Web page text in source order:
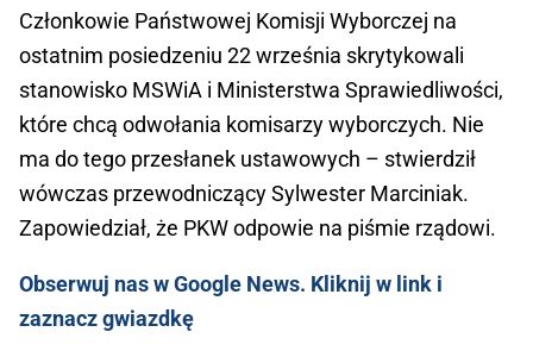
Członkowie Państwowej Komisji Wyborczej na
ostatnim posiedzeniu 22 września skrytykowali
stanowisko MSWiA i Ministerstwa Sprawiedliwości,
które chcą odwołania komisarzy wyborczych. Nie
ma do tego przesłanek ustawowych – stwierdził
wówczas przewodniczący Sylwester Marciniak.
Zapowiedział, że PKW odpowie na piśmie rządowi.
Obserwuj nas w Google News. Kliknij w link i
zaznacz gwiazdkę